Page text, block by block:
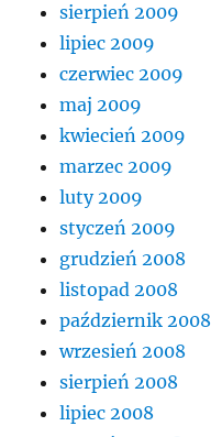
sierpień 2009
lipiec 2009
czerwiec 2009
maj 2009
kwiecień 2009
marzec 2009
luty 2009
styczeń 2009
grudzień 2008
listopad 2008
październik 2008
wrzesień 2008
sierpień 2008
lipiec 2008